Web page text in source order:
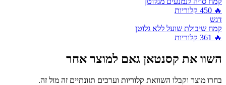
🔥
450 קלוריות
דגש
קמח שיבולת שועל ללא גלוטן
🔥
361 קלוריות
השוו את קסנטאן גאם למוצר אחר
בחרו מוצר וקבלו השוואת קלוריות וערכים תזונתיים זה מול זה.